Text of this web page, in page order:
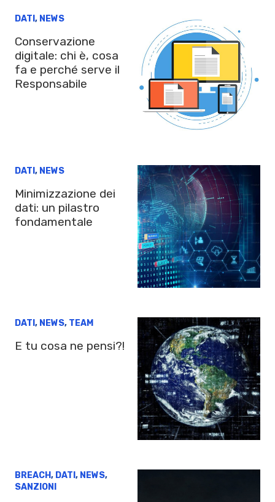
DATI , NEWS
Conservazione
digitale: chi è, cosa
fa e perché serve il
Responsabile
DATI , NEWS
Minimizzazione dei
dati: un pilastro
fondamentale
DATI , NEWS, TEAM
E tu cosa ne pensi?!
BREACH, DATI , NEWS,
SANZIONI